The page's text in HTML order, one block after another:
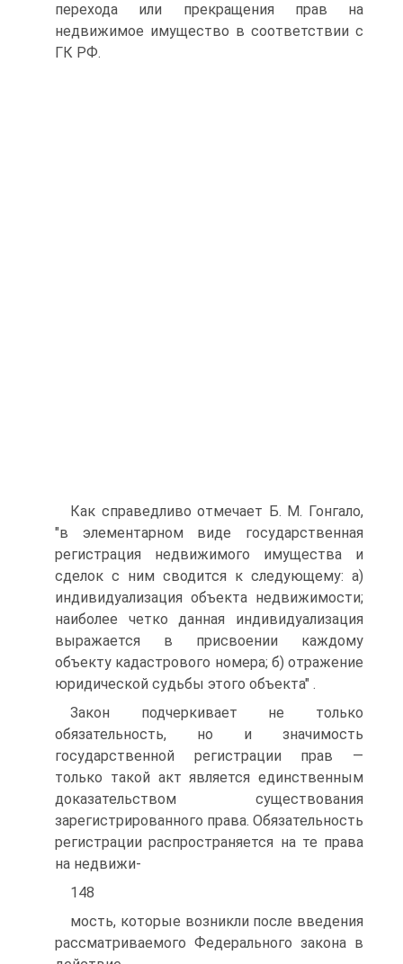
перехода или прекращения прав на
недвижимое имущество в соответствии с
ГК РФ.
Как справедливо отмечает Б. М. Гонгало,
"в элементарном виде государственная
регистрация недвижимого имущества и
сделок с ним сводится к следующему: а)
индивидуализация объекта недвижимости;
наиболее четко данная индивидуализация
выражается в присвоении каждому
объекту кадастрового номера; б) отражение
юридической судьбы этого объекта" .
Закон подчеркивает не только
обязательность, но и значимость
государственной регистрации прав —
только такой акт является единственным
доказательством существования
зарегистрированного права. Обязательность
регистрации распространяется на те права
на недвижи-
148
мость, которые возникли после введения
рассматриваемого Федерального закона в